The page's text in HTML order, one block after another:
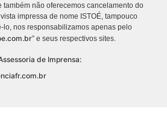
não oferecemos cancelamento do
impressa de nome ISTOÉ, tampouco
lo, nos responsabilizamos apenas pelo
” e seus respectivos sites.
de Imprensa: